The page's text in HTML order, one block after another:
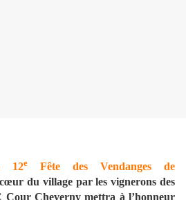
12eFête des Vendanges de
du village par les vignerons des
Cour Cheverny mettra à l’honneur